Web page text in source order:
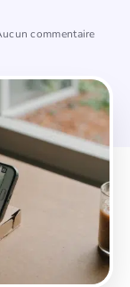
commentaire